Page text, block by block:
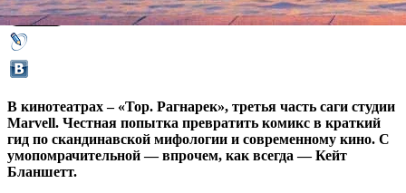
В кинотеатрах – «Тор. Рагнарек», третья часть саги студии
Marvell. Честная попытка превратить комикс в краткий
гид по скандинавской мифологии и современному кино. С
умопомрачительной — впрочем, как всегда — Кейт
Бланшетт.